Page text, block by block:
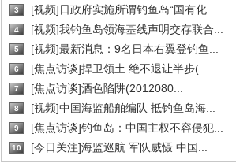
3 [视频]日政府实施所谓钓鱼岛“国有化...
4 [视频]我钓鱼岛领海基线声明交存联合...
5 [视频]最新消息：9名日本右翼登钓鱼...
6 [焦点访谈]捍卫领土 绝不退让半步(...
7 [焦点访谈]酒色陷阱(2012080...
8 [视频]中国海监船舶编队 抵钓鱼岛海...
9 [焦点访谈]钓鱼岛：中国主权不容侵犯...
10 [今日关注]海监巡航 军队威慑 中国...